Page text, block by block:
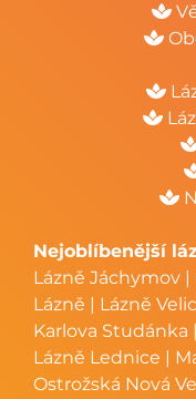
Nejoblíbenější
Lázně Jáchymov
Lázně | Lázně
Karlova Studánka
Lázně Lednice
Ostrožská Nová